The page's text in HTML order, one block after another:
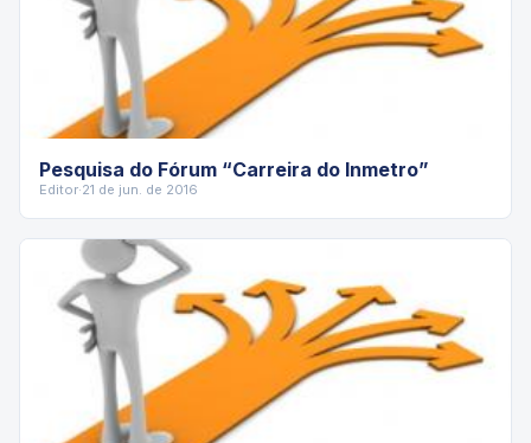
Pesquisa do Fórum “Carreira do Inmetro”
Editor·21 de jun. de 2016